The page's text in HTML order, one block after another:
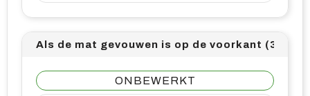
Als de mat gevouwen is op de voorkant (30mm
ONBEWERKT